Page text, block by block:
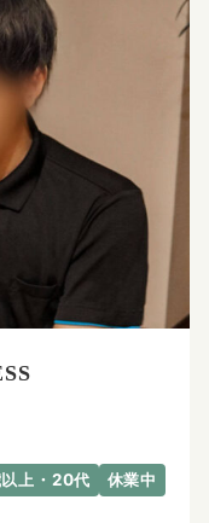
上・20代
休業中